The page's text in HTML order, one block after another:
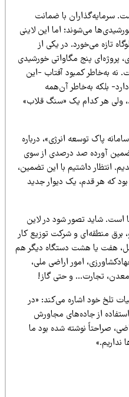
با ضمانت
می‌شوند؛ اما این لاینی
می‌خورد. در یکی از
پنج مگاواتی خورشیدی
کمبود آفتاب -این
دارد- بلکه به‌خاطر آن‌همه
هر کدام یک «سنگ قلاب»
توسعه انرژی»، درباره
آورده صد درصدی از سوی
داشتیم با این تضمین،
هر قدم، یک دیوار جدید
شاید تصور شود در لاین
منطقه‌ای و شرکت توزیع کار
یا هشت دستگاه دیگر هم
امور اراضی ملی،
تجارت… و حتی گاز!
خود اشاره می‌کند: «در
از جاده‌های مجاورش
نوشته شده بود ما